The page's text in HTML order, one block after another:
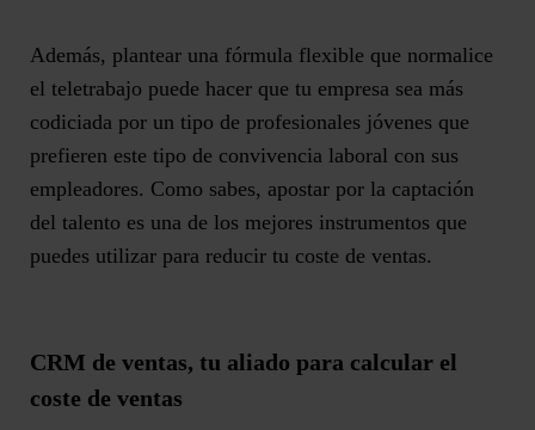
Además, plantear una fórmula flexible que normalice
el teletrabajo puede hacer que tu empresa sea más
codiciada por un tipo de profesionales jóvenes que
prefieren este tipo de convivencia laboral con sus
empleadores. Como sabes, apostar por la captación
del talento es una de los mejores instrumentos que
puedes utilizar para reducir tu coste de ventas.
CRM de ventas, tu aliado para calcular el
coste de ventas